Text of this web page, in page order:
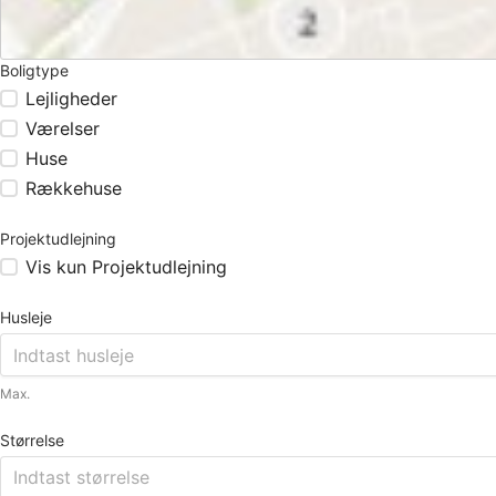
Boligtype
Lejligheder
Værelser
Huse
Rækkehuse
Projektudlejning
Vis kun Projektudlejning
Husleje
Max.
Størrelse